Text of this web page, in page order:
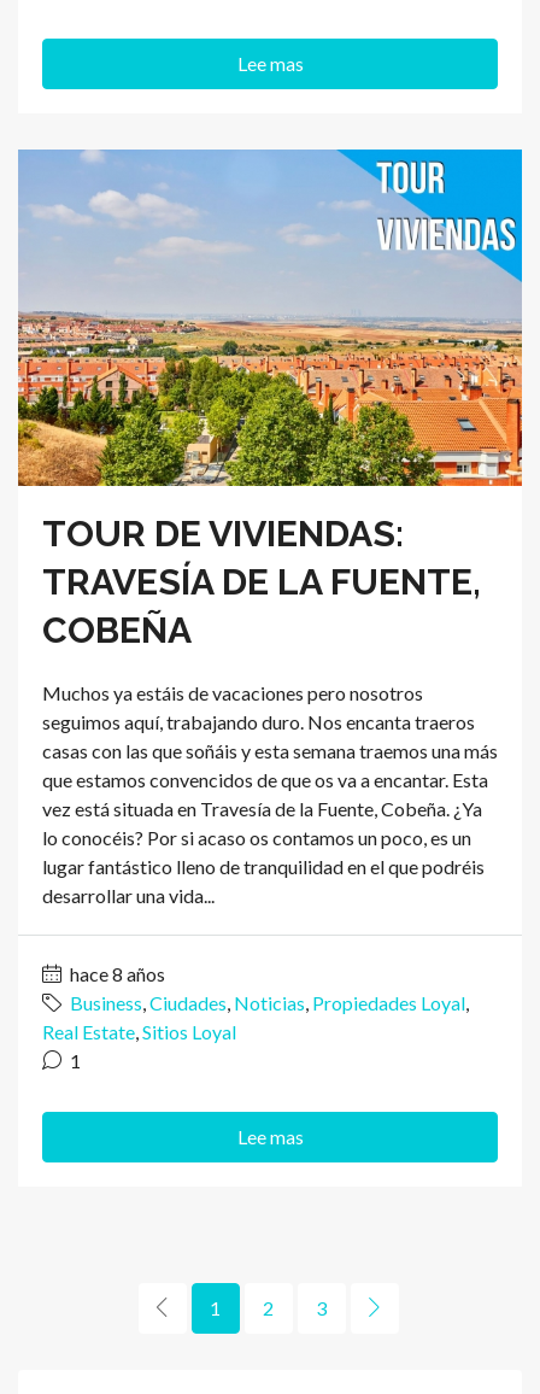
Lee mas
TOUR DE VIVIENDAS:
TRAVESÍA DE LA FUENTE,
COBEÑA
Muchos ya estáis de vacaciones pero nosotros
seguimos aquí, trabajando duro. Nos encanta traeros
casas con las que soñáis y esta semana traemos una más
que estamos convencidos de que os va a encantar. Esta
vez está situada en Travesía de la Fuente, Cobeña. ¿Ya
lo conocéis? Por si acaso os contamos un poco, es un
lugar fantástico lleno de tranquilidad en el que podréis
desarrollar una vida...
hace 8 años
Business Ciudades Noticias Propiedades Loyal
Real Estate Sitios Loyal
1
Lee mas
1 2 3